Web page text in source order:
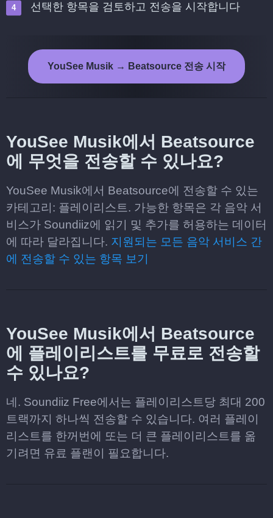
선택한 항목을 검토하고 전송을 시작합니다
YouSee Musik → Beatsource 전송 시작
YouSee Musik에서 Beatsource
에 무엇을 전송할 수 있나요?
YouSee Musik에서 Beatsource에 전송할 수 있는
카테고리: 플레이리스트. 가능한 항목은 각 음악 서
비스가 Soundiiz에 읽기 및 추가를 허용하는 데이터
에 따라 달라집니다. 지원되는 모든 음악 서비스 간
에 전송할 수 있는 항목 보기
YouSee Musik에서 Beatsource
에 플레이리스트를 무료로 전송할
수 있나요?
네. Soundiiz Free에서는 플레이리스트당 최대 200
트랙까지 하나씩 전송할 수 있습니다. 여러 플레이
리스트를 한꺼번에 또는 더 큰 플레이리스트를 옮
기려면 유료 플랜이 필요합니다.